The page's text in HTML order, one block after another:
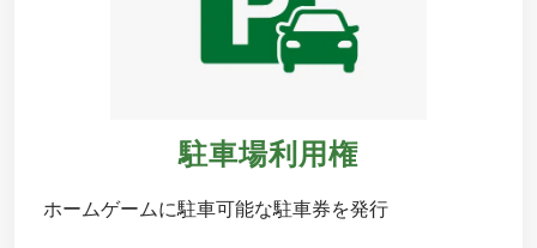
駐車場利用権
ホームゲームに駐車可能な駐車券を発行